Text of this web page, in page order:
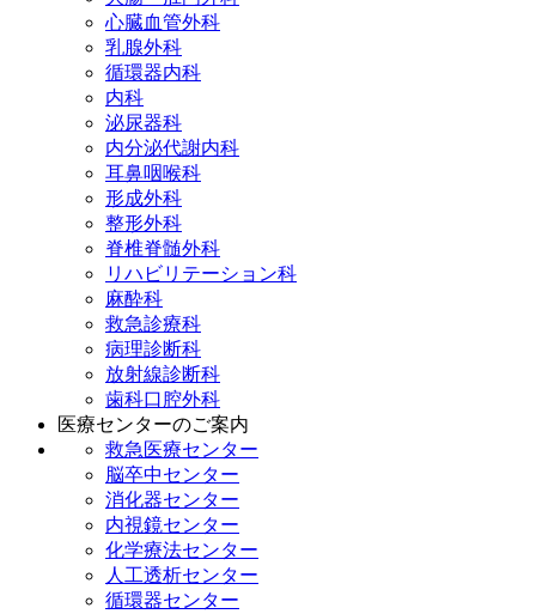
心臓血管外科
乳腺外科
循環器内科
内科
泌尿器科
内分泌代謝内科
耳鼻咽喉科
形成外科
整形外科
脊椎脊髄外科
リハビリテーション科
麻酔科
救急診療科
病理診断科
放射線診断科
歯科口腔外科
医療センターのご案内
救急医療センター
脳卒中センター
消化器センター
内視鏡センター
化学療法センター
人工透析センター
循環器センター